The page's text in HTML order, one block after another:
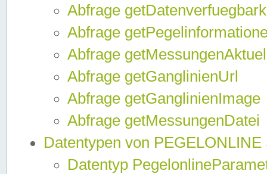
Abfrage
Abfrage
Abfrage
Abfrage getGanglinienUrl
Abfrage getGanglinienImage
Abfrage getMessungenDatei
Datentypen von
Datentyp